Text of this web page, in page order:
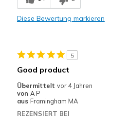
Comfortable
Geeignete Verwendung
Going Out
Diese Bewertung markieren
5
Good product
Übermittelt vor 4 Jahren
von A P
aus Framingham MA
REZENSIERT BEI